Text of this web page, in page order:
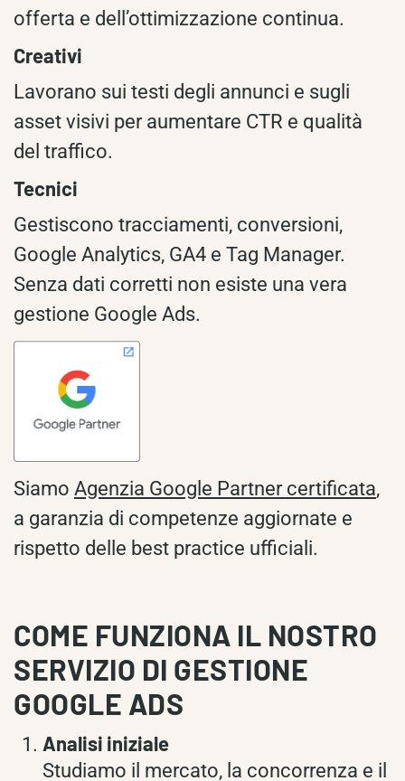
offerta e dell’ottimizzazione continua.
Creativi
Lavorano sui testi degli annunci e sugli
asset visivi per aumentare CTR e qualità
del traffico.
Tecnici
Gestiscono tracciamenti, conversioni,
Google Analytics, GA4 e Tag Manager.
Senza dati corretti non esiste una vera
gestione Google Ads.
Siamo Agenzia Google Partner certificata,
a garanzia di competenze aggiornate e
rispetto delle best practice ufficiali.
COME FUNZIONA IL NOSTRO
SERVIZIO DI GESTIONE
GOOGLE ADS
Analisi iniziale
Studiamo il mercato, la concorrenza e il